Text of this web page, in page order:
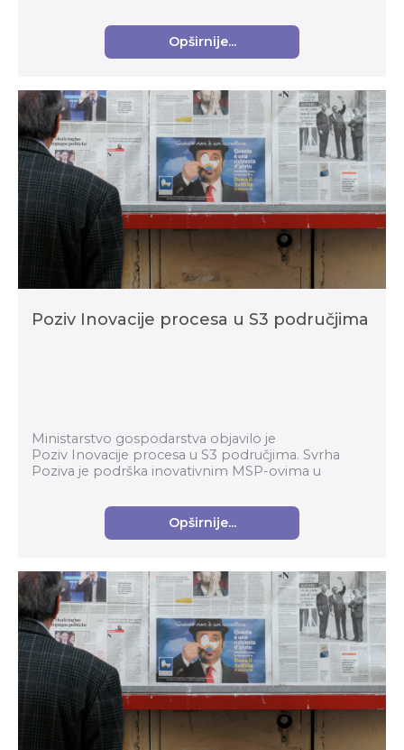
Opširnije...
Poziv Inovacije procesa u S3 područjima
Ministarstvo gospodarstva objavilo je
Poziv Inovacije procesa u S3 područjima. Svrha
Poziva je podrška inovativnim MSP-ovima u
inovativnih proizvoda...
Opširnije...